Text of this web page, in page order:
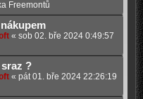
Freemontů
« sob 02. bře 2024 0:49:57
?
« pát 01. bře 2024 22:26:19